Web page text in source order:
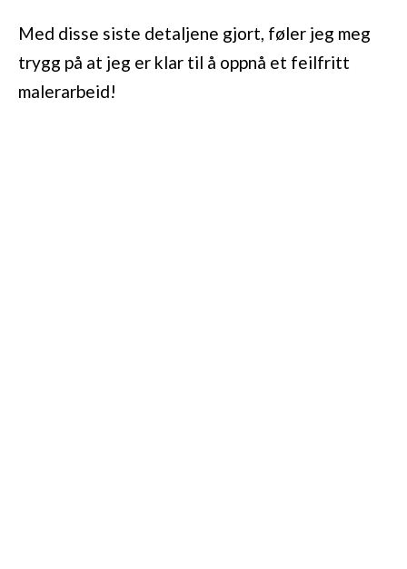
Med disse siste detaljene gjort, føler jeg meg
trygg på at jeg er klar til å oppnå et feilfritt
malerarbeid!